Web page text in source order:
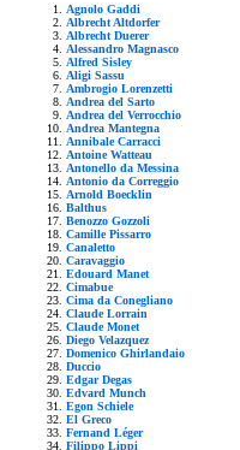
Agnolo Gaddi
Albrecht Altdorfer
Albrecht Duerer
Alessandro Magnasco
Alfred Sisley
Aligi Sassu
Ambrogio Lorenzetti
Andrea del Sarto
Andrea del Verrocchio
Andrea Mantegna
Annibale Carracci
Antoine Watteau
Antonello da Messina
Antonio da Correggio
Arnold Boecklin
Balthus
Benozzo Gozzoli
Camille Pissarro
Canaletto
Caravaggio
Edouard Manet
Cimabue
Cima da Conegliano
Claude Lorrain
Claude Monet
Diego Velazquez
Domenico Ghirlandaio
Duccio
Edgar Degas
Edvard Munch
Egon Schiele
El Greco
Fernand Léger
Filippo Lippi